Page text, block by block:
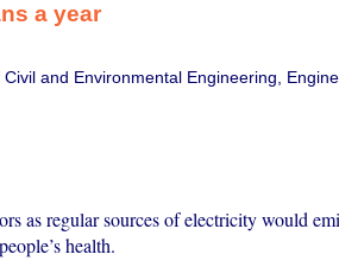
a year
and Environmental Engineering,
as regular sources of electricity would
health.